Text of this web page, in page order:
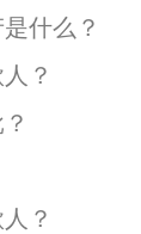
什么？
？
？